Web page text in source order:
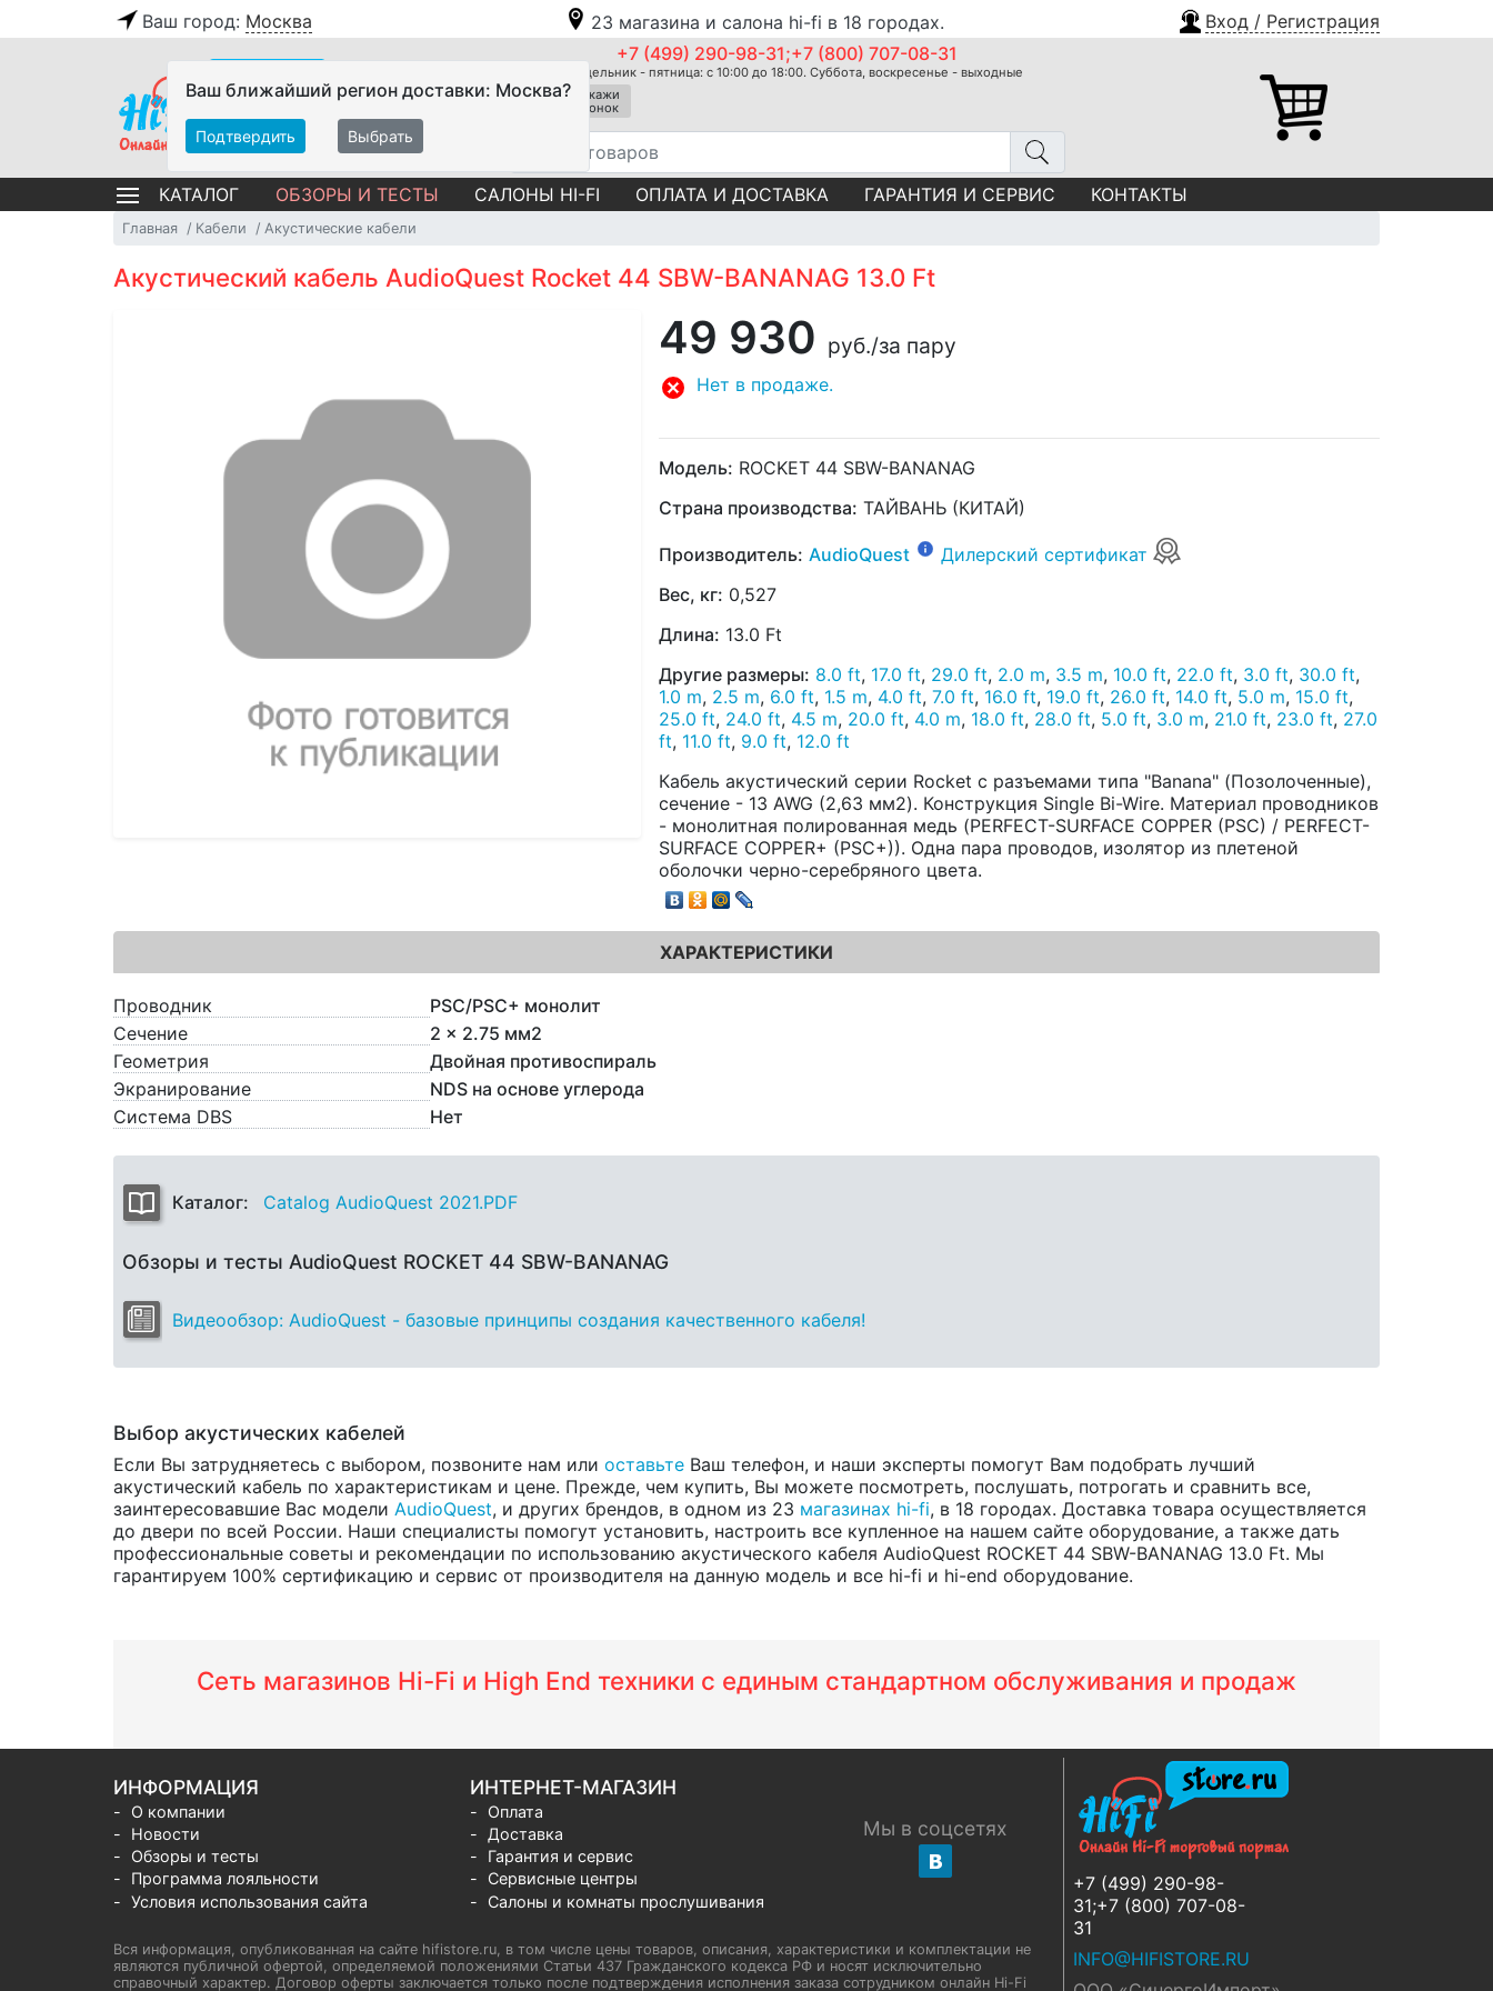
Ваш город: Москва 23 магазина и салона hi-fi в 18 городах. Вход / Регистрация
Ваш ближайший регион доставки: Москва?
Подтвердить Выбрать
+7 (499) 290-98-31;+7 (800) 707-08-31
Понедельник - пятница: с 10:00 до 18:00. Суббота, воскресенье - выходные
Закажи
звонок
КАТАЛОГ ОБЗОРЫ И ТЕСТЫ САЛОНЫ HI-FI ОПЛАТА И ДОСТАВКА ГАРАНТИЯ И СЕРВИС КОНТАКТЫ
Главная Кабели Акустические кабели
Акустический кабель AudioQuest Rocket 44 SBW-BANANAG 13.0 Ft
49 930 руб./за пару
Нет в продаже.
Модель: ROCKET 44 SBW-BANANAG
Страна производства: ТАЙВАНЬ (КИТАЙ)
Производитель: AudioQuest
Дилерский сертификат
Вес, кг: 0,527
Длина: 13.0 Ft
Другие размеры: 8.0 ft, 17.0 ft, 29.0 ft, 2.0 m, 3.5 m, 10.0 ft, 22.0 ft, 3.0 ft, 30.0 ft,
1.0 m, 2.5 m, 6.0 ft, 1.5 m, 4.0 ft, 7.0 ft, 16.0 ft, 19.0 ft, 26.0 ft, 14.0 ft, 5.0 m, 15.0 ft,
25.0 ft, 24.0 ft, 4.5 m, 20.0 ft, 4.0 m, 18.0 ft, 28.0 ft, 5.0 ft, 3.0 m, 21.0 ft, 23.0 ft, 27.0
ft, 11.0 ft, 9.0 ft, 12.0 ft
Кабель акустический серии Rocket с разъемами типа "Banana" (Позолоченные),
сечение - 13 AWG (2,63 мм2). Конструкция Single Bi-Wire. Материал проводников
- монолитная полированная медь (PERFECT-SURFACE COPPER (PSC) / PERFECT-
SURFACE COPPER+ (PSC+)). Одна пара проводов, изолятор из плетеной
оболочки черно-серебряного цвета.
ХАРАКТЕРИСТИКИ
Проводник
PSC/PSC+ монолит
Сечение
2 x 2.75 мм2
Геометрия
Двойная противоспираль
Экранирование
NDS на основе углерода
Система DBS
Нет
Каталог: Catalog AudioQuest 2021.PDF
Обзоры и тесты AudioQuest ROCKET 44 SBW-BANANAG
Видеообзор: AudioQuest - базовые принципы создания качественного кабеля!
Выбор акустических кабелей
Если Вы затрудняетесь с выбором, позвоните нам или оставьте Ваш телефон, и наши эксперты помогут Вам подобрать лучший
акустический кабель по характеристикам и цене. Прежде, чем купить, Вы можете посмотреть, послушать, потрогать и сравнить все,
заинтересовавшие Вас модели AudioQuest, и других брендов, в одном из 23 магазинах hi-fi, в 18 городах. Доставка товара осуществляется
до двери по всей России. Наши специалисты помогут установить, настроить все купленное на нашем сайте оборудование, а также дать
профессиональные советы и рекомендации по использованию акустического кабеля AudioQuest ROCKET 44 SBW-BANANAG 13.0 Ft. Мы
гарантируем 100% сертификацию и сервис от производителя на данную модель и все hi-fi и hi-end оборудование.
Сеть магазинов Hi-Fi и High End техники с единым стандартном обслуживания и продаж
+7 (499) 290-98-
31;+7 (800) 707-08-
31
INFO@HIFISTORE.RU
ИНФОРМАЦИЯ
О компании
Новости
Обзоры и тесты
Программа лояльности
Условия использования сайта
ИНТЕРНЕТ-МАГАЗИН
Оплата
Доставка
Гарантия и сервис
Сервисные центры
Салоны и комнаты прослушивания
Мы в соцсетях
Вся информация, опубликованная на сайте hifistore.ru, в том числе цены товаров, описания, характеристики и комплектации не
являются публичной офертой, определяемой положениями Статьи 437 Гражданского кодекса РФ и носят исключительно
справочный характер. Договор оферты заключается только после подтверждения исполнения заказа сотрудником онлайн Hi-Fi